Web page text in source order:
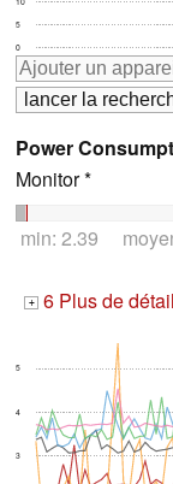
0
5
Power
Monitor *
min: 2.39
+ 6 Plus de
3
4
5